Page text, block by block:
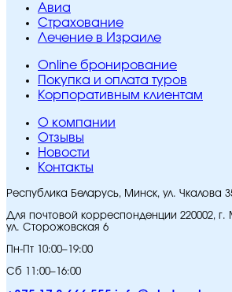
Авиа
Страхование
Лечение в Израиле
Online бронирование
Покупка и оплата туров
Корпоративным клиентам
O компании
Отзывы
Новости
Контакты
Республика Беларусь, Минск, ул. Чкалова
Для почтовой корреспонденции 220002, г.
ул. Сторожовская 6
Пн-Пт 10:00–19:00
Сб 11:00–16:00